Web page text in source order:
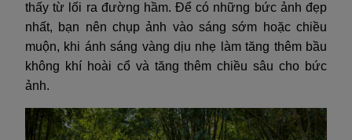
thấy từ lối ra đường hầm. Để có những bức ảnh đẹp
nhất, bạn nên chụp ảnh vào sáng sớm hoặc chiều
muộn, khi ánh sáng vàng dịu nhẹ làm tăng thêm bầu
không khí hoài cổ và tăng thêm chiều sâu cho bức
ảnh.